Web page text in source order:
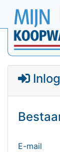
E-mail